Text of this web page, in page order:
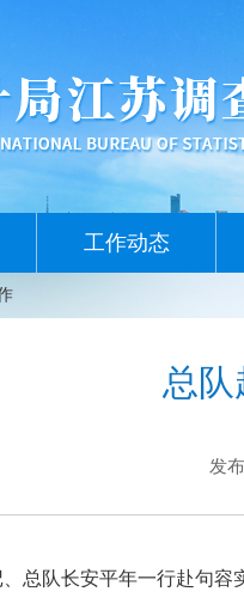
工作动态
总队
发
总队长安平年一行赴句容